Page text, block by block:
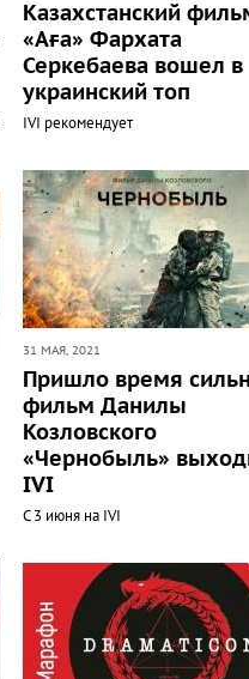
Казахстанский
«Аға» Фархата
Серкебаева вошел в
украинский топ
IVI рекомендует
31 МАЯ, 2021
Пришло время
фильм Данилы
Козловского
«Чернобыль»
IVI
С 3 июня на IVI